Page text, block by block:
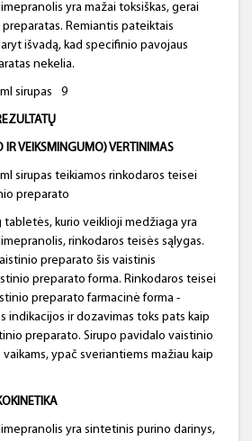
yra mažai toksiškas, gerai
Remiantis pateiktais
išvadą, kad specifinio pavojaus
nekelia.
sirupas 9
VEIKSMINGUMO) VERTINIMAS
ml sirupas teikiamos rinkodaros teisei
preparato
tabletės, kurio veiklioji medžiaga yra
rinkodaros teisės sąlygas.
preparato šis vaistinis
preparato forma. Rinkodaros teisei
preparato farmacinė forma -
indikacijos ir dozavimas toks pats kaip
preparato. Sirupo pavidalo vaistinio
ypač sveriantiems mažiau kaip
yra sintetinis purino darinys,